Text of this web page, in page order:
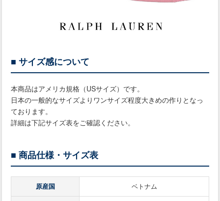
■ サイズ感について
本商品はアメリカ規格（USサイズ）です。
日本の一般的なサイズよりワンサイズ程度大きめの作りとなっ
ております。
詳細は下記サイズ表をご確認ください。
■ 商品仕様・サイズ表
原産国 ベトナム